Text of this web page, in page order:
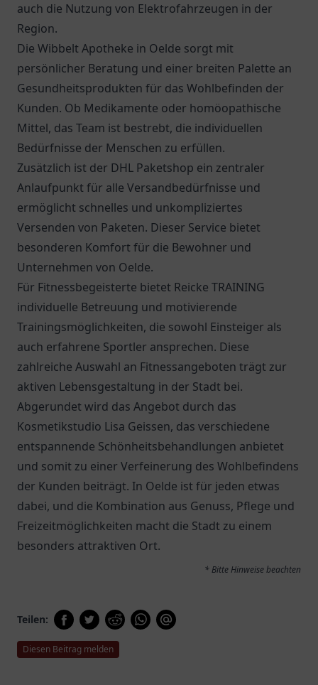
auch die Nutzung von Elektrofahrzeugen in der
Region.
Die Wibbelt Apotheke in Oelde sorgt mit
persönlicher Beratung und einer breiten Palette an
Gesundheitsprodukten für das Wohlbefinden der
Kunden. Ob Medikamente oder homöopathische
Mittel, das Team ist bestrebt, die individuellen
Bedürfnisse der Menschen zu erfüllen.
Zusätzlich ist der DHL Paketshop ein zentraler
Anlaufpunkt für alle Versandbedürfnisse und
ermöglicht schnelles und unkompliziertes
Versenden von Paketen. Dieser Service bietet
besonderen Komfort für die Bewohner und
Unternehmen von Oelde.
Für Fitnessbegeisterte bietet Reicke TRAINING
individuelle Betreuung und motivierende
Trainingsmöglichkeiten, die sowohl Einsteiger als
auch erfahrene Sportler ansprechen. Diese
zahlreiche Auswahl an Fitnessangeboten trägt zur
aktiven Lebensgestaltung in der Stadt bei.
Abgerundet wird das Angebot durch das
Kosmetikstudio Lisa Geissen, das verschiedene
entspannende Schönheitsbehandlungen anbietet
und somit zu einer Verfeinerung des Wohlbefindens
der Kunden beiträgt. In Oelde ist für jeden etwas
dabei, und die Kombination aus Genuss, Pflege und
Freizeitmöglichkeiten macht die Stadt zu einem
besonders attraktiven Ort.
* Bitte Hinweise beachten
Teilen:
Diesen Beitrag melden